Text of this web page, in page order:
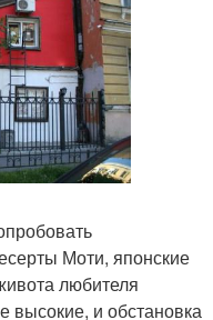
Моти, японские
любителя
высокие, и обстановка